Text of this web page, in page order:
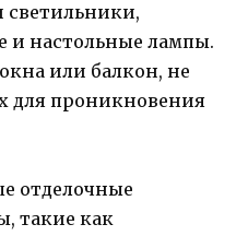
светильники,
и настольные лампы.
или балкон, не
для проникновения
отделочные
такие как